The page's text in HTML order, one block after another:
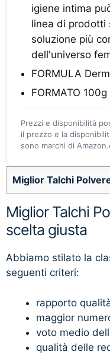
igiene intima
linea di prodotti
soluzione più
dell'universo
FORMULA
FORMATO 100g
Prezzi e disponibilità
il prezzo e la
sono marchi di
Miglior Talchi
Miglior Talchi
scelta giusta
Abbiamo stilato la
seguenti criteri:
rapporto
maggior
voto medio
qualità delle